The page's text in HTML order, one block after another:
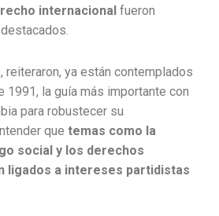
internacional fueron
ya están contemplados
1991, la guía más importante con
para robustecer su
que temas como la
social y los derechos
ligados a intereses partidistas